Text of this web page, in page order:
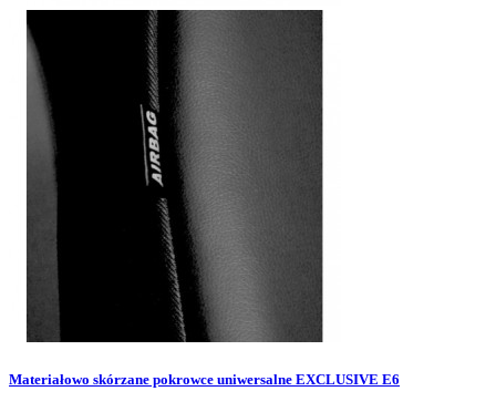
Materiałowo skórzane pokrowce uniwersalne EXCLUSIVE E6